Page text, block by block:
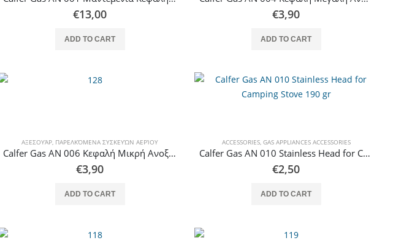
€13,00
ADD TO CART
€3,90
ADD TO CART
ΑΞΕΣΟΥΆΡ, ΠΑΡΕΛΚΌΜΕΝΑ ΣΥΣΚΕΥΏΝ ΑΕΡΊΟΥ
Calfer Gas AN 006 Κεφαλή Μικρή Ανοξείδωτη για Ελαφρού Τύπου Επιτραπέζιες Εστίες
€3,90
ADD TO CART
ACCESSORIES, GAS APPLIANCES ACCESSORIES
Calfer Gas AN 010 Stainless Head for Camping Stove 190 gr
€2,50
ADD TO CART